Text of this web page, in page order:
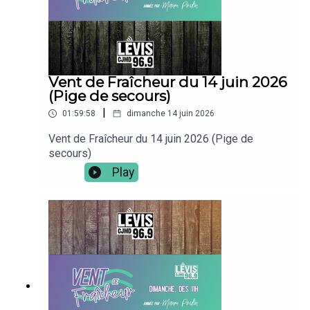
Vent de Fraîcheur du 14 juin 2026
(Pige de secours)
01:59:58 dimanche 14 juin 2026
Vent de Fraîcheur du 14 juin 2026 (Pige de
secours)
Play